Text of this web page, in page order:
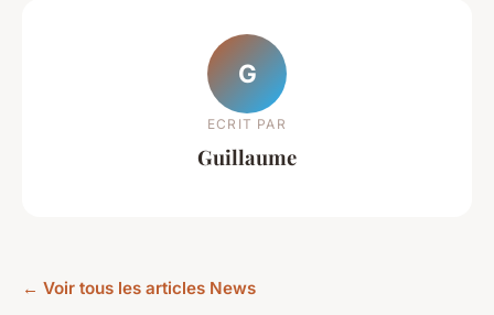
G
ECRIT PAR
Guillaume
← Voir tous les articles News